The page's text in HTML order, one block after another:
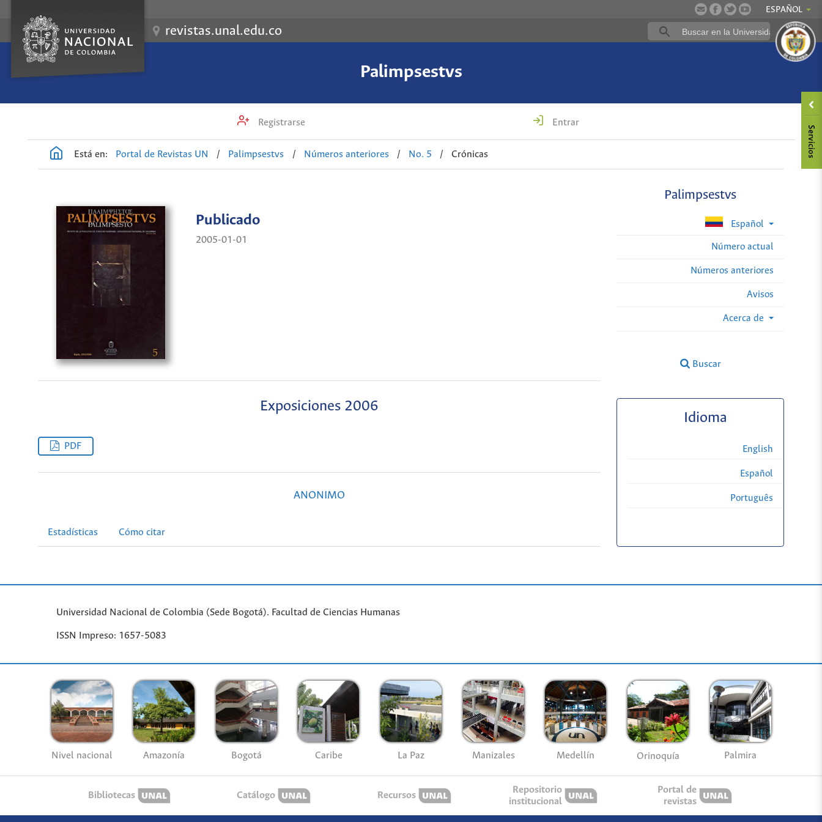
ESPAÑOL
revistas.unal.edu.co
Palimpsestvs
Registrarse Entrar
Está en: Portal de Revistas UN / Palimpsestvs / Números anteriores / No. 5 / Crónicas
Palimpsestvs
Español
Número actual
Números anteriores
Avisos
Acerca de
Buscar
Publicado
2005-01-01
Exposiciones 2006
PDF
ANONIMO
Estadísticas Cómo citar
Idioma
English
Español
Português
Universidad Nacional de Colombia (Sede Bogotá). Facultad de Ciencias Humanas
ISSN Impreso: 1657-5083
Nivel nacional Amazonía Bogotá Caribe La Paz Manizales Medellín Orinoquía Palmira
Bibliotecas Catálogo Recursos
Repositorio
institucional
Portal de
revistas